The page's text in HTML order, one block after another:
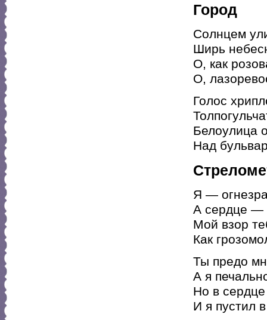
Город
Солнцем
Ширь
О, как
О,
Голос
Белоулица
Над
Я —
А сердце —
Мой взор
Как
Ты предо
А я
Но в
И я пустил